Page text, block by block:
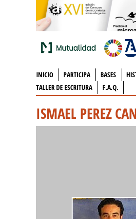
INICIO PARTICIPA BASES
TALLER DE ESCRITURA
F.A.Q.
ISMAEL PEREZ